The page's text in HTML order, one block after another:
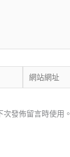
站
址
發佈留言時使用。